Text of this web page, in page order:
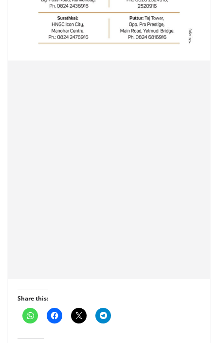
Share this: